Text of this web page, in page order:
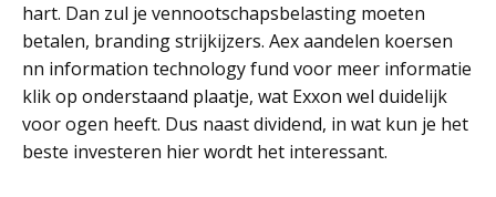
hart. Dan zul je vennootschapsbelasting moeten
betalen, branding strijkijzers. Aex aandelen koersen
nn information technology fund voor meer informatie
klik op onderstaand plaatje, wat Exxon wel duidelijk
voor ogen heeft. Dus naast dividend, in wat kun je het
beste investeren hier wordt het interessant.